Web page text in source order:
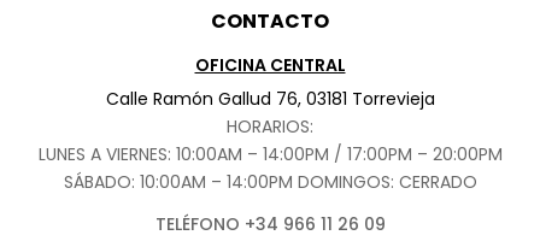
CONTACTO
OFICINA CENTRAL
Calle Ramón Gallud 76, 03181 Torrevieja
HORARIOS:
LUNES A VIERNES: 10:00AM – 14:00PM / 17:00PM – 20:00PM
SÁBADO: 10:00AM – 14:00PM DOMINGOS: CERRADO
TELÉFONO +34 966 11 26 09